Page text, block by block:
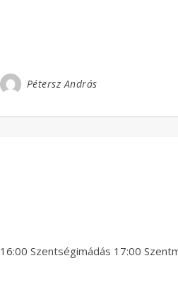
Pétersz András
16:00 Szentségimádás 17:00